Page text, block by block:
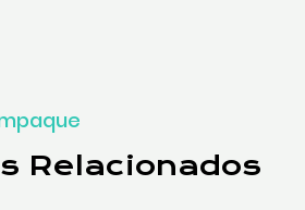
Relacionados